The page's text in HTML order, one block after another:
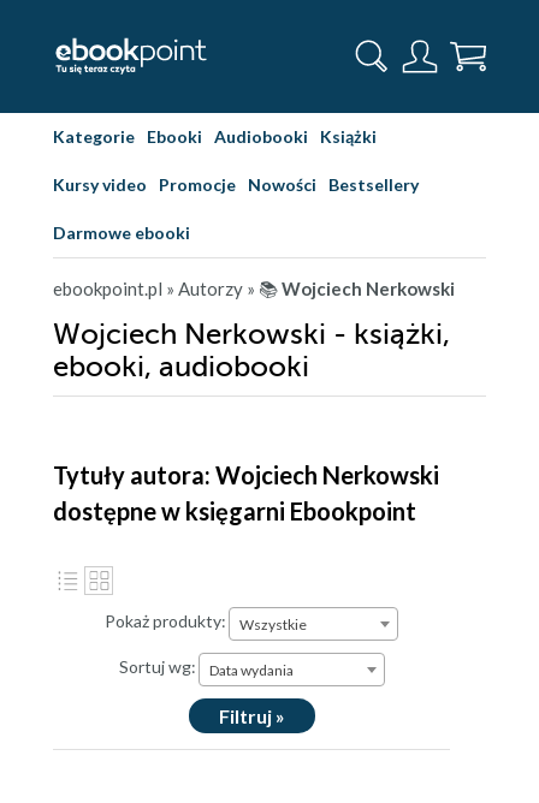
Kategorie Ebooki Audiobooki Książki
Kursy video Promocje Nowości Bestsellery
Darmowe ebooki
ebookpoint.pl » Autorzy » 📚Wojciech Nerkowski
Wojciech Nerkowski - książki,
ebooki, audiobooki
Tytuły autora: Wojciech Nerkowski
dostępne w księgarni Ebookpoint
Pokaż produkty: Wszystkie
Sortuj wg: Data wydania
Filtruj »